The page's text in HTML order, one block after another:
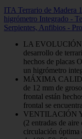
ITA Terrario de Madera
higrómetro Integrado -
Serpientes, Anfibios -
LA EVOLUCIÓN
desarrollo de
hechos de placas
un higrómetro
MÁXIMA
de 12 mm de
frontal están
frontal se
VENTILACIÓN
(2 entradas de
circulación óptima